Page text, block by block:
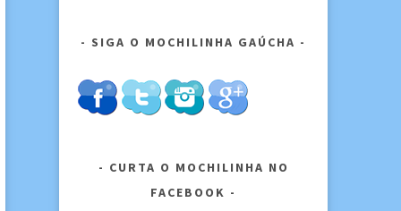
SIGA O MOCHILINHA GAÚCHA
CURTA O MOCHILINHA NO
FACEBOOK